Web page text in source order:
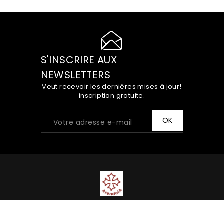
S'INSCRIRE AUX
NEWSLETTERS
Veut recevoir les dernières mises à jour!
inscription gratuite.